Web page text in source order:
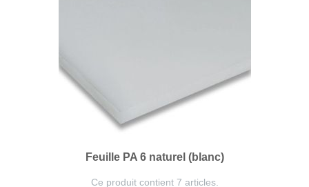
Feuille PA 6 naturel (blanc)
Ce produit contient 7 articles.